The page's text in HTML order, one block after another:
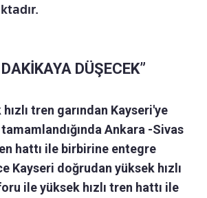
DÜŞECEK”
tren garından Kayseri'ye
Ankara -Sivas
hattı ile birbirine entegre
Kayseri doğrudan yüksek hızlı
ile yüksek hızlı tren hattı ile